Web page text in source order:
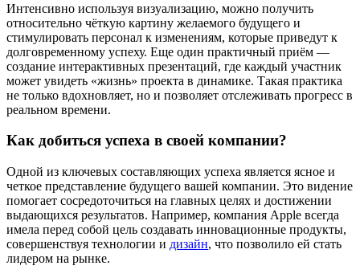
Интенсивно используя визуализацию, можно получить
относительно чёткую картину желаемого будущего и
стимулировать персонал к изменениям, которые приведут к
долговременному успеху. Еще один практичный приём —
создание интерактивных презентаций, где каждый участник
может увидеть «жизнь» проекта в динамике. Такая практика
не только вдохновляет, но и позволяет отслеживать прогресс в
реальном времени.
Как добиться успеха в своей компании?
Одной из ключевых составляющих успеха является ясное и
четкое представление будущего вашей компании. Это видение
помогает сосредоточиться на главных целях и достижении
выдающихся результатов. Например, компания Apple всегда
имела перед собой цель создавать инновационные продукты,
совершенствуя технологии и дизайн, что позволило ей стать
лидером на рынке.